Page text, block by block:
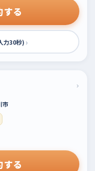
する
力30秒) ›
›
市
する